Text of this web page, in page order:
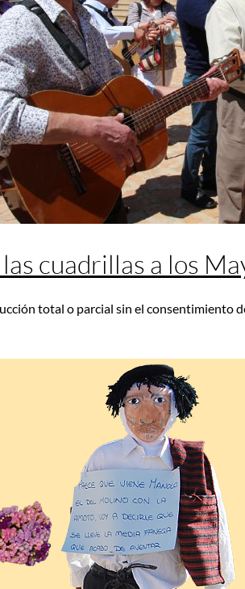
cuadrillas a los
total o parcial sin el consentimiento